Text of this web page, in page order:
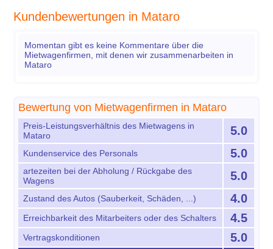
Kundenbewertungen in Mataro
Momentan gibt es keine Kommentare über die
Mietwagenfirmen, mit denen wir zusammenarbeiten in
Mataro
Bewertung von Mietwagenfirmen in Mataro
Preis-Leistungsverhältnis des Mietwagens in
Mataro
5.0
Kundenservice des Personals 5.0
artezeiten bei der Abholung / Rückgabe des
Wagens
5.0
Zustand des Autos (Sauberkeit, Schäden, ...) 4.0
Erreichbarkeit des Mitarbeiters oder des Schalters 4.5
Vertragskonditionen 5.0